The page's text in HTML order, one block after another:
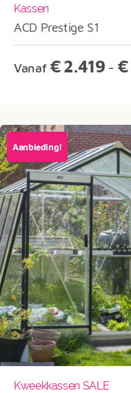
Kassen
ACD Prestige S1
Vanaf €2.419 - €
Aanbieding!
Kweekkassen SALE